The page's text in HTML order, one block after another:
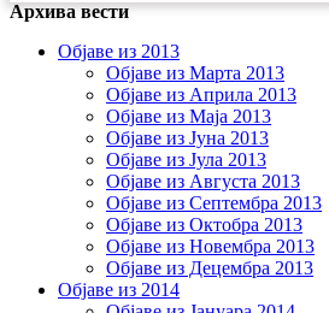
Архива вести
Објаве из 2013
Објаве из Марта 2013
Објаве из Априла 2013
Објаве из Маја 2013
Објаве из Јунa 2013
Објаве из Јула 2013
Објаве из Августа 2013
Објаве из Септембра 2013
Објаве из Октобра 2013
Објаве из Новембра 2013
Објаве из Децембра 2013
Објаве из 2014